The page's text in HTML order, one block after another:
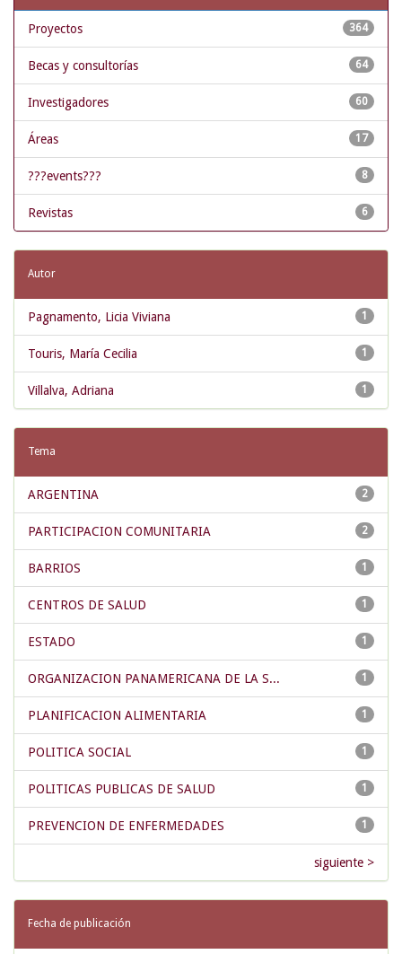
364
Proyectos
64
Becas y consultorías
60
Investigadores
17
Áreas
8
???events???
6
Revistas
Autor
1
Pagnamento, Licia Viviana
1
Touris, María Cecilia
1
Villalva, Adriana
Tema
2
ARGENTINA
2
PARTICIPACION COMUNITARIA
1
BARRIOS
1
CENTROS DE SALUD
1
ESTADO
1
ORGANIZACION PANAMERICANA DE LA S...
1
PLANIFICACION ALIMENTARIA
1
POLITICA SOCIAL
1
POLITICAS PUBLICAS DE SALUD
1
PREVENCION DE ENFERMEDADES
siguiente >
Fecha de publicación